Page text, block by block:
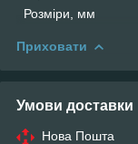
Розміри, мм
Приховати
Умови доставки
Нова Пошта